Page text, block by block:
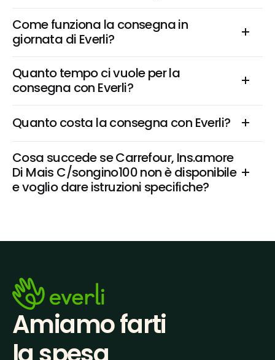
Come funziona la consegna in
giornata di Everli?
Quanto tempo ci vuole per la
consegna con Everli?
Quanto costa la consegna con Everli?
Cosa succede se Carrefour, Ins.amore
Di Mais C/songino100 non è disponibile
e voglio dare istruzioni specifiche?
Amiamo farti